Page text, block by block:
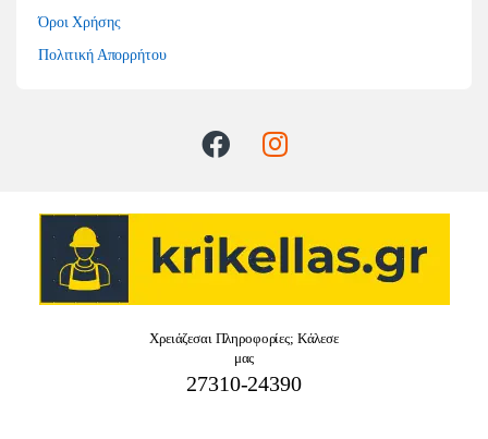
Όροι Χρήσης
Πολιτική Απορρήτου
Χρειάζεσαι Πληροφορίες; Κάλεσε
μας
27310-24390